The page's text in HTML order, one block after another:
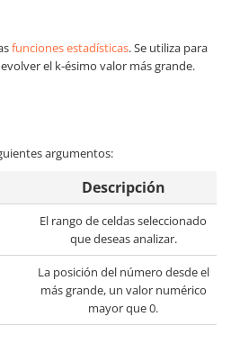
funciones estadísticas. Se utiliza para
el k-ésimo valor más grande.
argumentos:
Descripción
El rango de celdas seleccionado
que deseas analizar.
La posición del número desde el
más grande, un valor numérico
mayor que 0.